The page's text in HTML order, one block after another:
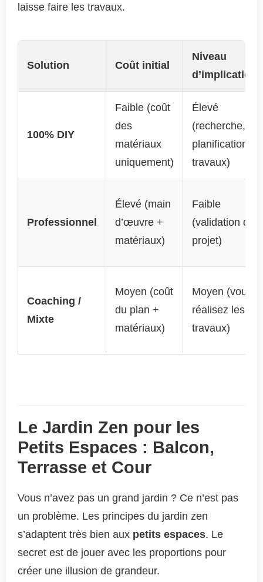
laisse faire les travaux.
Solution Coût initial
Niveau
d’implication
100% DIY
Faible (coût
des
matériaux
uniquement)
Élevé
(recherche,
planification,
travaux)
Professionnel
Élevé (main
d’œuvre +
matériaux)
Faible
(validation du
projet)
Coaching /
Mixte
Moyen (coût
du plan +
matériaux)
Moyen (vous
réalisez les
travaux)
Le Jardin Zen pour les
Petits Espaces : Balcon,
Terrasse et Cour
Vous n’avez pas un grand jardin ? Ce n’est pas
un problème. Les principes du jardin zen
s’adaptent très bien aux petits espaces. Le
secret est de jouer avec les proportions pour
créer une illusion de grandeur.